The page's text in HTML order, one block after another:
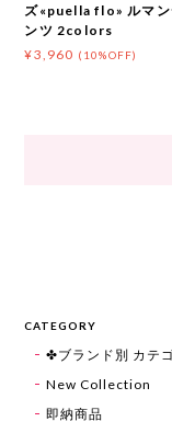
ズ«puella flo» ルマン
ンツ 2colors
¥3,960 (10%OFF)
CATEGORY
✤ブランド別 カテ
New Collection
即納商品